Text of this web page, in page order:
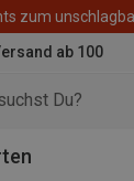
zum
ab 100